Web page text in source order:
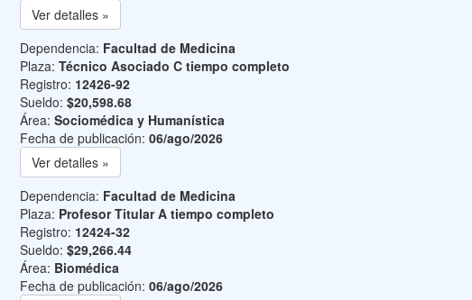
Ver detalles »
Dependencia: Facultad de Medicina
Plaza: Técnico Asociado C tiempo completo
Registro: 12426-92
Sueldo: $20,598.68
Área: Sociomédica y Humanística
Fecha de publicación: 06/ago/2026
Ver detalles »
Dependencia: Facultad de Medicina
Plaza: Profesor Titular A tiempo completo
Registro: 12424-32
Sueldo: $29,266.44
Área: Biomédica
Fecha de publicación: 06/ago/2026